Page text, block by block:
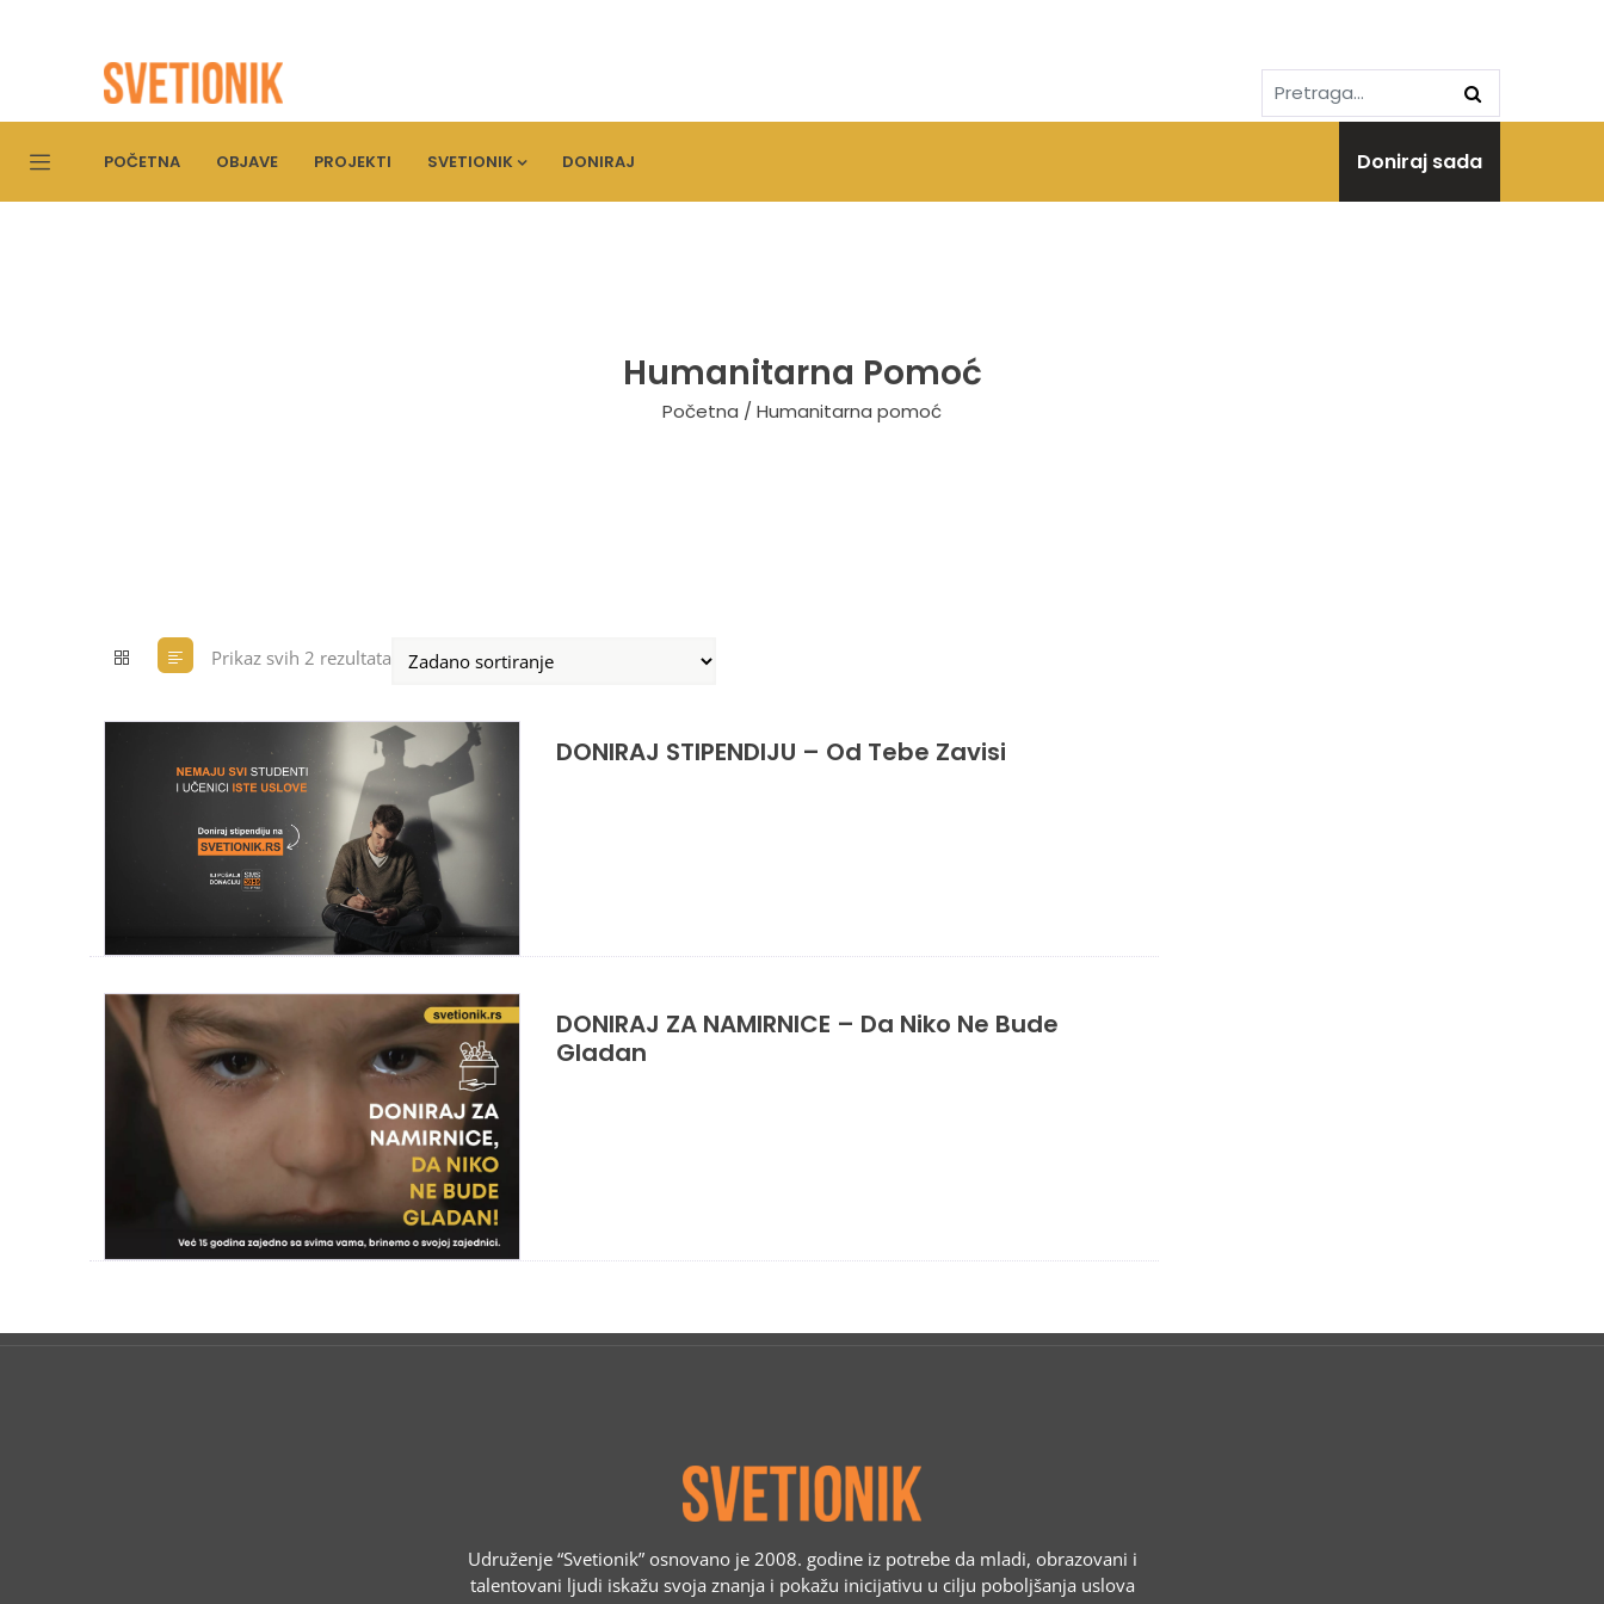
POČETNA OBJAVE PROJEKTI SVETIONIK DONIRAJ Doniraj sada
Humanitarna Pomoć
Početna / Humanitarna pomoć
Prikaz svih 2 rezultata
DONIRAJ STIPENDIJU – Od Tebe Zavisi
DONIRAJ ZA NAMIRNICE – Da Niko Ne Bude
Gladan
Udruženje “Svetionik” osnovano je 2008. godine iz potrebe da mladi, obrazovani i
talentovani ljudi iskažu svoja znanja i pokažu inicijativu u cilju poboljšanja uslova